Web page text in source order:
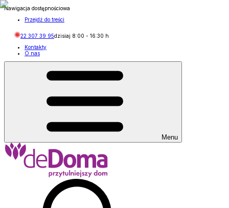
Nawigacja dostępnościowa
Przejdź do treści
22 307 39 95dzisiaj 8:00 - 16:30 h
Kontakty
O nas
Menu